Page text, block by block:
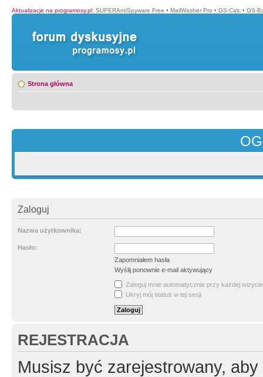
Aktualizacje na programosy.pl: SUPERAntiSpyware Free • MailWasher Pro • GS-Calc • GS-
Strona główna
Zaloguj
Nazwa użytkownika:
Hasło:
Zapomniałem hasła
Wyślij ponownie e-mail aktywujący
Zaloguj mnie automatycznie przy każdej wizycie
Ukryj mój status w tej sesji
REJESTRACJA
Musisz być zarejestrowany,